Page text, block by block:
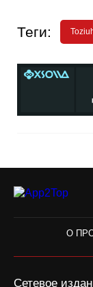
Теги:
О
Сетевое